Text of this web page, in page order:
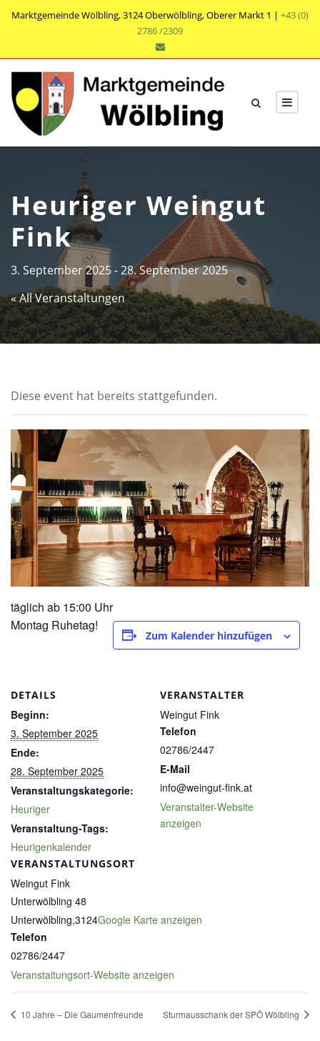
Marktgemeinde Wölbling, 3124 Oberwölbling, Oberer Markt 1 | +43 (0)
2786 /2309
Heuriger Weingut
Fink
3. September 2025-28. September 2025
« All Veranstaltungen
Diese event hat bereits stattgefunden.
täglich ab 15:00 Uhr
Montag Ruhetag!
Zum Kalender hinzufügen
DETAILS
Beginn:
3. September 2025
Ende:
28. September 2025
Veranstaltungskategorie:
Heuriger
Veranstaltung-Tags:
Heurigenkalender
VERANSTALTUNGSORT
Weingut Fink
Unterwölbling 48
Unterwölbling,3124Google Karte anzeigen
Telefon
02786/2447
Veranstaltungsort-Website anzeigen
VERANSTALTER
Weingut Fink
Telefon
02786/2447
E-Mail
info@weingut-fink.at
Veranstalter-Website
anzeigen
10 Jahre – Die Gaumenfreunde Sturmausschank der SPÖ Wölbling